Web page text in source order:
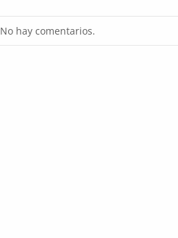
No hay comentarios.